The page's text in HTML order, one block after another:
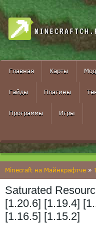
Главная Карты
Гайды Плагины
Программы Игры
Minecraft на Майнкрафтче »
Saturated
[1.20.6] [1.19.4]
[1.16.5] [1.15.2]